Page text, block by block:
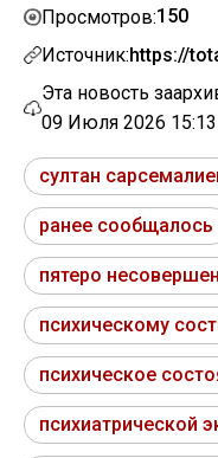
Просмотров:150
Источник:https://
Эта новость
09 Июля 2026 15:13
султан
ранее сообщалось
пятеро
психическому
психическое
психиатрической